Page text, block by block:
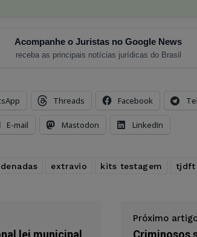
Acompanhe o Juristas no Google News
receba as principais notícias jurídicas do Brasil
Threads Facebook
E-mail Mastodon LinkedIn
extravio kits testagem tjdft
lei municipal
Próximo
Criminosos